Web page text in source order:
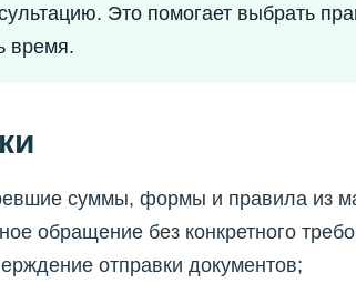
Это помогает выбрать
время.
суммы, формы и правила из
обращение без конкретного
отправки документов;